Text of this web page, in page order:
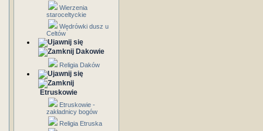
Wierzenia
staroceltyckie
Wędrówki dusz u
Celtów
Dakowie
Religia Daków
Etruskowie
Etruskowie -
zakładnicy bogów
Religia Etruska